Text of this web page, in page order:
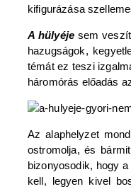
kifigurázása
A hülyéje sem
hazugságok,
témát ez teszi
háromórás előadás
Az alaphelyzet
ostromolja, és
bizonyosodik, hogy
kell, legyen kivel